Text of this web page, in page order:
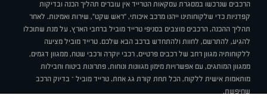
הרכבים שנרכשו במסגרת עסקאות הטרייד אין עוברים תהליך הכנה ובדיקות
קפדניות כדי שלקוחותינו ייהנו מרכב איכותי, "ראש שקט", שירות ואמינות. לאחר
תהליך ההכנה, הרכבים מוצבים בסניפי טרייד מוביל ברחבי הארץ, על מנת שתוכלו
להגיע, להתרשם, לחוות ולהתחדש ברכב הבא שלכם. טרייד מוביל מציעה
ללקוחותיה מגוון רחב של רכבים פרטיים, רכבי יוקרה ורכבי שטח, ממגוון דגמים,
ממגוון המותגים, עם אפשרויות מימון מגוונות ונוחות, פתרונות ביטוח וחבילות
מותאמות אישית ללקוח, הכל תחת קורת גג אחת. טרייד מוביל – בדיוק הרכב
שחיפשת.